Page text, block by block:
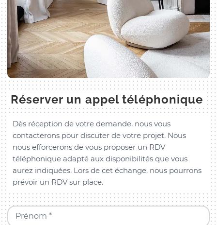
Réserver un appel téléphonique
Dès réception de votre demande, nous vous
contacterons pour discuter de votre projet. Nous
nous efforcerons de vous proposer un RDV
téléphonique adapté aux disponibilités que vous
aurez indiquées. Lors de cet échange, nous pourrons
prévoir un RDV sur place.
Prénom *